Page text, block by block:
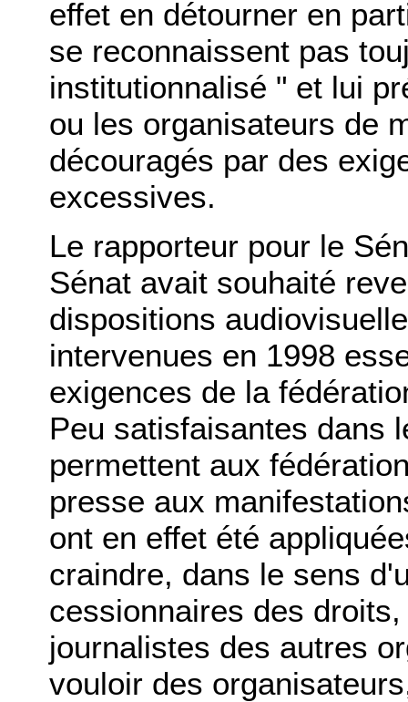
effet en détourner en
se reconnaissent pas
institutionnalisé " et lui
ou les organisateurs de
découragés par des
excessives.
Le rapporteur pour le
Sénat avait souhaité
dispositions
intervenues en 1998
exigences de la
Peu satisfaisantes dans
permettent aux
presse aux
ont en effet été
craindre, dans le sens
cessionnaires des
journalistes des autres
vouloir des